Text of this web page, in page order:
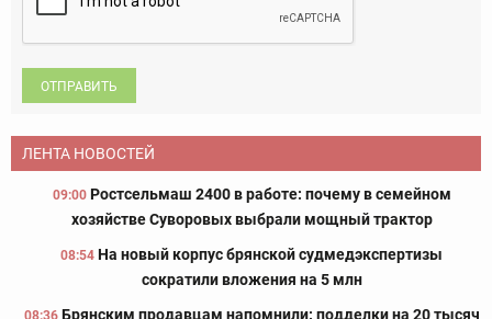
ОТПРАВИТЬ
ЛЕНТА НОВОСТЕЙ
09:00 Ростсельмаш 2400 в работе: почему в семейном
хозяйстве Суворовых выбрали мощный трактор
08:54 На новый корпус брянской судмедэкспертизы
сократили вложения на 5 млн
Брянским продавцам напомнили: подделки на 20 тысяч